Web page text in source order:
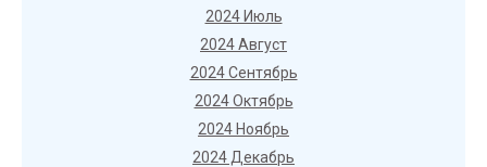
2024 Июль
2024 Август
2024 Сентябрь
2024 Октябрь
2024 Ноябрь
2024 Декабрь